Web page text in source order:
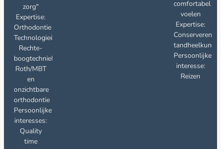
zorg"
Expertise:
Orthodontie
Technologieën:
Rechte-
boogtechniek
Roth/MBT
en
onzichtbare
orthodontie
Persoonlijke
interesses:
Quality
time
comfortabel
voelen
Expertise:
Conserverende
tandheelkunde
Persoonlijke
interesse:
Reizen